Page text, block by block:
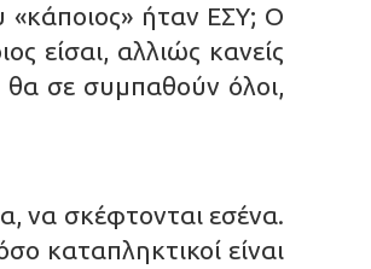
«κάποιος» ήταν ΕΣΥ; Ο
είσαι, αλλιώς κανείς
θα σε συμπαθούν όλοι,
να σκέφτονται εσένα.
καταπληκτικοί είναι